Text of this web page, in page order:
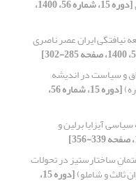
[دوره 15، شماره 56، 1400،
نیافتگی ایران عصر ناصری
و سیاست در اندیشه
[دوره 15، شماره 56،
آیزایا برلین و
ساختارستیز در تحولات
ثالث و شاملو) [دوره 15،